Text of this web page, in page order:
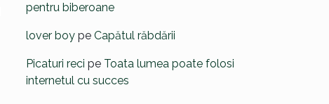
pentru biberoane
lover boype Capătul răbdării
Picaturi reci pe Toata lumea poate folosi
internetul cu succes